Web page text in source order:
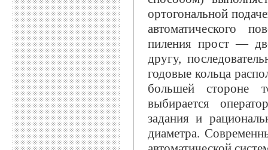
ортогональной
автоматического
пиления прост —
другу,
годовые кольца
большей стороне
выбирается
задания и
диаметра.